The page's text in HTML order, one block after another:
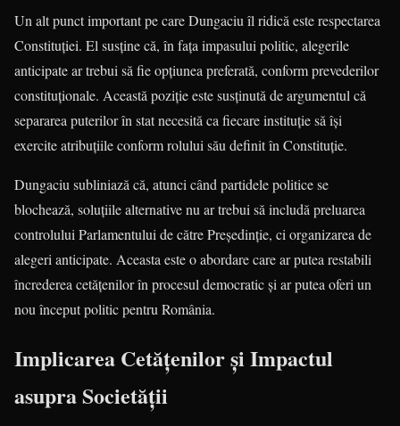
Un alt punct important pe care Dungaciu îl ridică este respectarea
Constituției. El susține că, în fața impasului politic, alegerile
anticipate ar trebui să fie opțiunea preferată, conform prevederilor
constituționale. Această poziție este susținută de argumentul că
separarea puterilor în stat necesită ca fiecare instituție să își
exercite atribuțiile conform rolului său definit în Constituție.
Dungaciu subliniază că, atunci când partidele politice se
blochează, soluțiile alternative nu ar trebui să includă preluarea
controlului Parlamentului de către Președinție, ci organizarea de
alegeri anticipate. Aceasta este o abordare care ar putea restabili
încrederea cetățenilor în procesul democratic și ar putea oferi un
nou început politic pentru România.
Implicarea Cetățenilor și Impactul
asupra Societății